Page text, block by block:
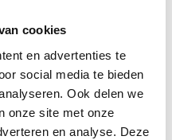
cookies
en advertenties te
social media te bieden
Ook delen we
onze site met onze
en analyse. Deze
stabiele beschikbaarheid
de natuur: diepe
afgestorven
bieden vooral in de